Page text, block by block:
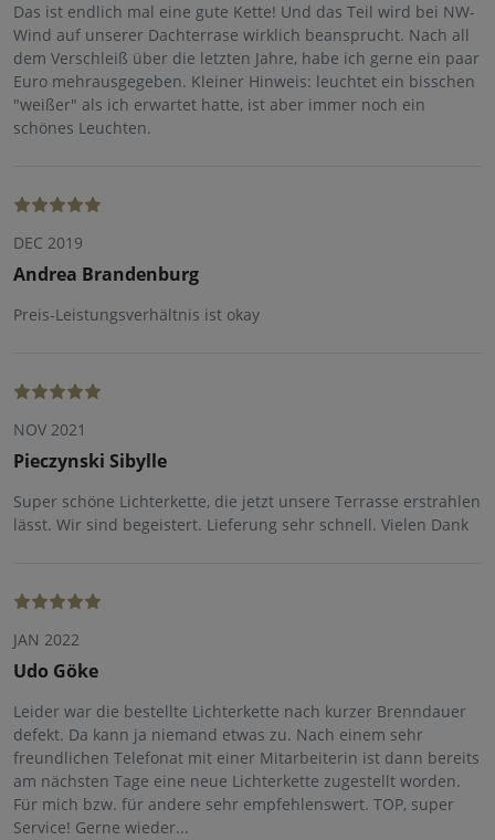
Das ist endlich mal eine gute Kette! Und das Teil wird bei NW-
Wind auf unserer Dachterrase wirklich beansprucht. Nach all
dem Verschleiß über die letzten Jahre, habe ich gerne ein paar
Euro mehrausgegeben. Kleiner Hinweis: leuchtet ein bisschen
"weißer" als ich erwartet hatte, ist aber immer noch ein
schönes Leuchten.
DEC 2019
Andrea Brandenburg
Preis-Leistungsverhältnis ist okay
NOV 2021
Pieczynski Sibylle
Super schöne Lichterkette, die jetzt unsere Terrasse erstrahlen
lässt. Wir sind begeistert. Lieferung sehr schnell. Vielen Dank
JAN 2022
Udo Göke
Leider war die bestellte Lichterkette nach kurzer Brenndauer
defekt. Da kann ja niemand etwas zu. Nach einem sehr
freundlichen Telefonat mit einer Mitarbeiterin ist dann bereits
am nächsten Tage eine neue Lichterkette zugestellt worden.
Für mich bzw. für andere sehr empfehlenswert. TOP, super
Service! Gerne wieder...